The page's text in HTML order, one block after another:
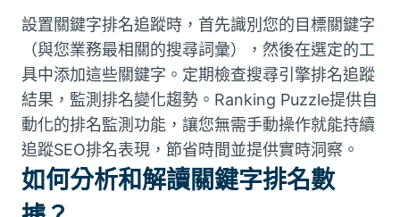
設置關鍵字排名追蹤時，首先識別您的目標關鍵字
（與您業務最相關的搜尋詞彙），然後在選定的工
具中添加這些關鍵字。定期檢查搜尋引擎排名追蹤
結果，監測排名變化趨勢。Ranking Puzzle提供自
動化的排名監測功能，讓您無需手動操作就能持續
追蹤SEO排名表現，節省時間並提供實時洞察。
如何分析和解讀關鍵字排名數